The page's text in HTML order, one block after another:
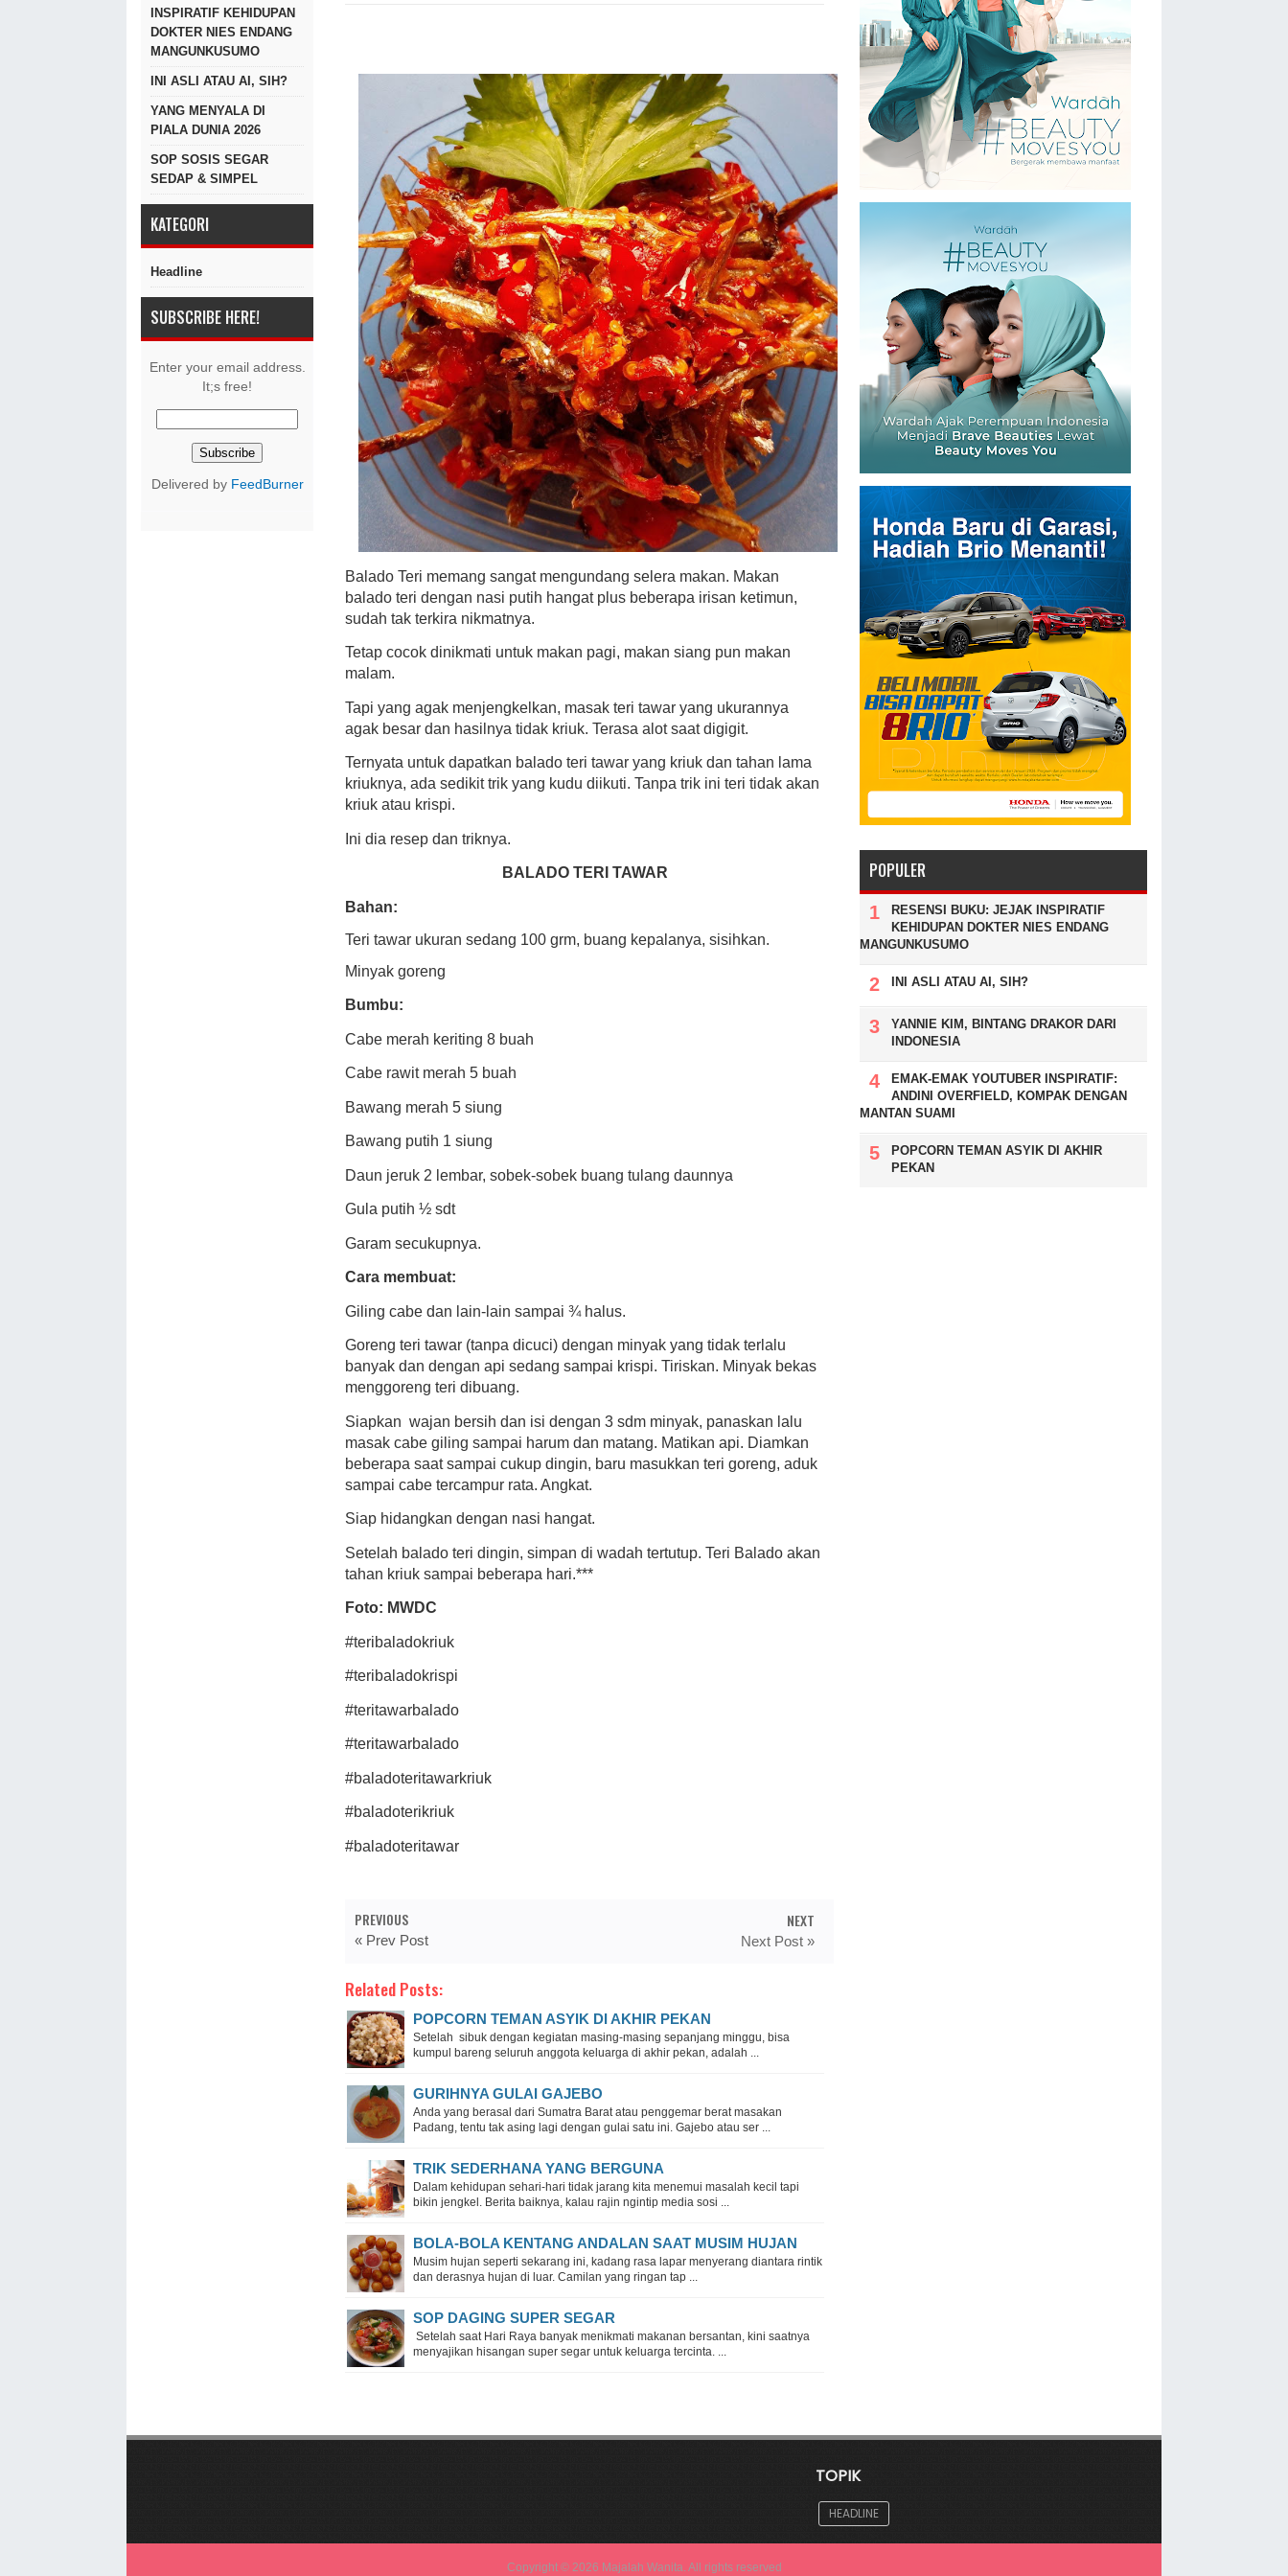
INSPIRATIF KEHIDUPAN
DOKTER NIES ENDANG
MANGUNKUSUMO
INI ASLI ATAU AI, SIH?
YANG MENYALA DI
PIALA DUNIA 2026
SOP SOSIS SEGAR
SEDAP & SIMPEL
KATEGORI
Headline
SUBSCRIBE HERE!
Enter your email address.
It;s free!
Delivered by FeedBurner
Balado Teri memang sangat mengundang selera makan. Makan
balado teri dengan nasi putih hangat plus beberapa irisan ketimun,
sudah tak terkira nikmatnya.
Tetap cocok dinikmati untuk makan pagi, makan siang pun makan
malam.
Tapi yang agak menjengkelkan, masak teri tawar yang ukurannya
agak besar dan hasilnya tidak kriuk. Terasa alot saat digigit.
Ternyata untuk dapatkan balado teri tawar yang kriuk dan tahan lama
kriuknya, ada sedikit trik yang kudu diikuti. Tanpa trik ini teri tidak akan
kriuk atau krispi.
Ini dia resep dan triknya.
BALADO TERI TAWAR
Bahan:
Teri tawar ukuran sedang 100 grm, buang kepalanya, sisihkan.
Minyak goreng
Bumbu:
Cabe merah keriting 8 buah
Cabe rawit merah 5 buah
Bawang merah 5 siung
Bawang putih 1 siung
Daun jeruk 2 lembar, sobek-sobek buang tulang daunnya
Gula putih ½ sdt
Garam secukupnya.
Cara membuat:
Giling cabe dan lain-lain sampai ¾ halus.
Goreng teri tawar (tanpa dicuci) dengan minyak yang tidak terlalu
banyak dan dengan api sedang sampai krispi. Tiriskan. Minyak bekas
menggoreng teri dibuang.
Siapkan wajan bersih dan isi dengan 3 sdm minyak, panaskan lalu
masak cabe giling sampai harum dan matang. Matikan api. Diamkan
beberapa saat sampai cukup dingin, baru masukkan teri goreng, aduk
sampai cabe tercampur rata. Angkat.
Siap hidangkan dengan nasi hangat.
Setelah balado teri dingin, simpan di wadah tertutup. Teri Balado akan
tahan kriuk sampai beberapa hari.***
Foto: MWDC
#teribaladokriuk
#teribaladokrispi
#teritawarbalado
#teritawarbalado
#baladoteritawarkriuk
#baladoterikriuk
#baladoteritawar
PREVIOUS
« Prev Post
NEXT
Next Post »
Related Posts:
POPCORN TEMAN ASYIK DI AKHIR PEKAN
Setelah sibuk dengan kegiatan masing-masing sepanjang minggu, bisa
kumpul bareng seluruh anggota keluarga di akhir pekan, adalah ...
GURIHNYA GULAI GAJEBO
Anda yang berasal dari Sumatra Barat atau penggemar berat masakan
Padang, tentu tak asing lagi dengan gulai satu ini. Gajebo atau ser ...
TRIK SEDERHANA YANG BERGUNA
Dalam kehidupan sehari-hari tidak jarang kita menemui masalah kecil tapi
bikin jengkel. Berita baiknya, kalau rajin ngintip media sosi ...
BOLA-BOLA KENTANG ANDALAN SAAT MUSIM HUJAN
Musim hujan seperti sekarang ini, kadang rasa lapar menyerang diantara rintik
dan derasnya hujan di luar. Camilan yang ringan tap ...
SOP DAGING SUPER SEGAR
Setelah saat Hari Raya banyak menikmati makanan bersantan, kini saatnya
menyajikan hisangan super segar untuk keluarga tercinta. ...
POPULER
RESENSI BUKU: JEJAK INSPIRATIF
KEHIDUPAN DOKTER NIES ENDANG
MANGUNKUSUMO
INI ASLI ATAU AI, SIH?
YANNIE KIM, BINTANG DRAKOR DARI
INDONESIA
EMAK-EMAK YOUTUBER INSPIRATIF:
ANDINI OVERFIELD, KOMPAK DENGAN
MANTAN SUAMI
POPCORN TEMAN ASYIK DI AKHIR
PEKAN
TOPIK
HEADLINE
Copyright © 2026 Majalah Wanita. All rights reserved